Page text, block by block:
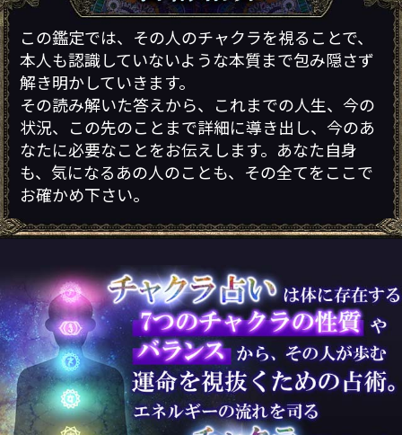
この鑑定では、その人のチャクラを視ることで、
本人も認識していないような本質まで包み隠さず
解き明かしていきます。
その読み解いた答えから、これまでの人生、今の
状況、この先のことまで詳細に導き出し、今のあ
なたに必要なことをお伝えします。あなた自身
も、気になるあの人のことも、その全てをここで
お確かめ下さい。